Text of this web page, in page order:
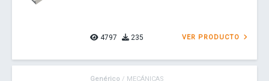
4797 235 VER PRODUCTO
Genérico / MECÁNICAS